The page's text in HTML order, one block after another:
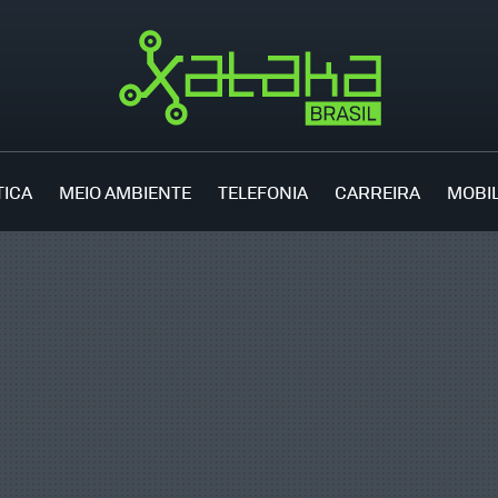
MEIO AMBIENTE TELEFONIA CARREIRA